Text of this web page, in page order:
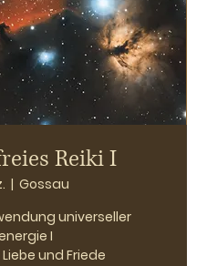
Reiki I
  |
Gossau
universeller
I
und Friede